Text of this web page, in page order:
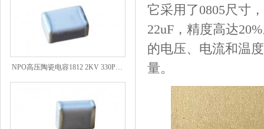
它采用了0805尺寸
22uF，精度高达
的电压、电流和温
量。